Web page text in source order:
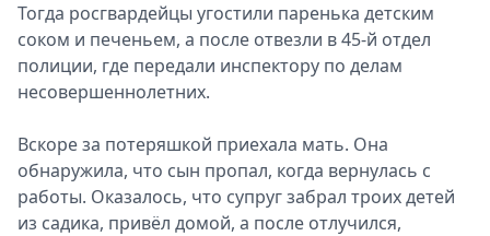
Тогда росгвардейцы угостили паренька детским
соком и печеньем, а после отвезли в 45-й отдел
полиции, где передали инспектору по делам
несовершеннолетних.
Вскоре за потеряшкой приехала мать. Она
обнаружила, что сын пропал, когда вернулась с
работы. Оказалось, что супруг забрал троих детей
из садика, привёл домой, а после отлучился,